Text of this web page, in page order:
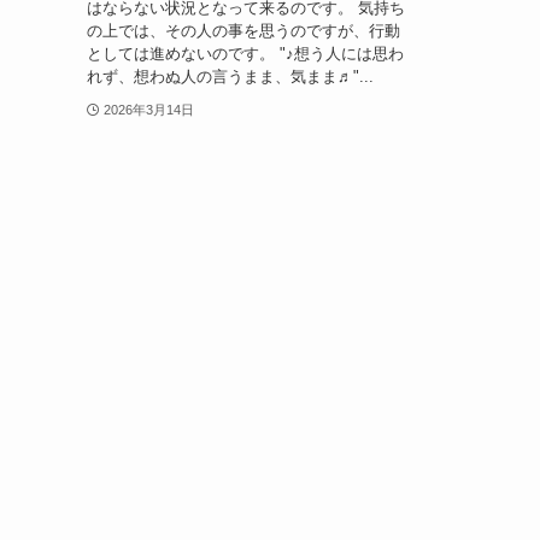
はならない状況となって来るのです。 気持ち
の上では、その人の事を思うのですが、行動
としては進めないのです。 "♪想う人には思わ
れず、想わぬ人の言うまま、気まま♬"...
2026年3月14日